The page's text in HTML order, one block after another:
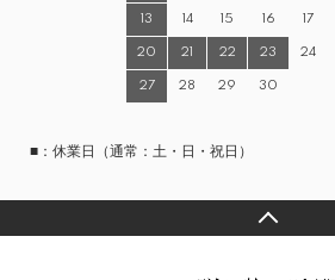
13 14 15 16 17
20 21 22 23 24
27 28 29 30
■：休業日（通常：土・日・祝日）